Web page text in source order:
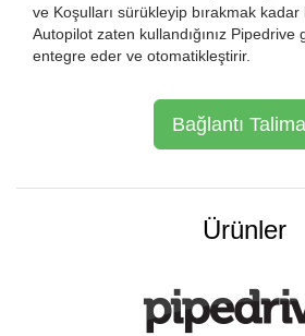
ve Koşulları sürükleyip bırakmak kadar
Autopilot zaten kullandığınız Pipedrive
entegre eder ve otomatikleştirir.
Bağlantı
Ürünler